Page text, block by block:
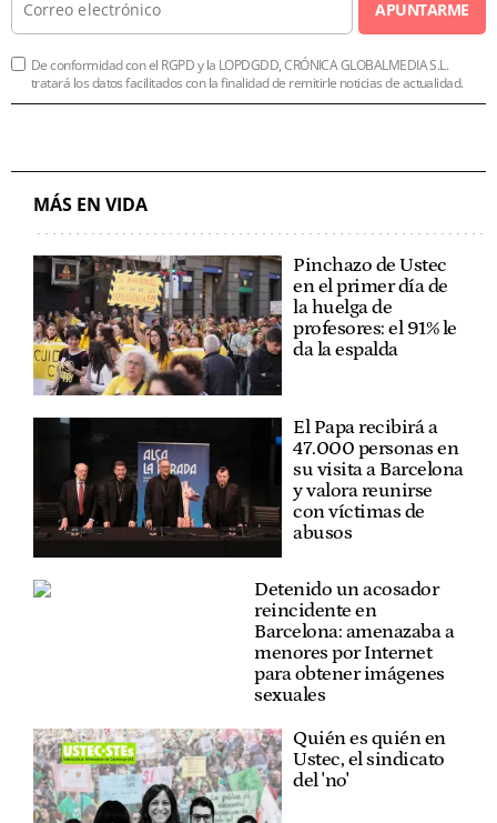
APUNTARME
De conformidad con el RGPD y la LOPDGDD, CRÓNICA GLOBALMEDIA S.L.
tratará los datos facilitados con la finalidad de remitirle noticias de actualidad.
MÁS EN VIDA
Pinchazo de Ustec
en el primer día de
la huelga de
profesores: el 91% le
da la espalda
El Papa recibirá a
47.000 personas en
su visita a Barcelona
y valora reunirse
con víctimas de
abusos
Detenido un acosador
reincidente en
Barcelona: amenazaba a
menores por Internet
para obtener imágenes
sexuales
Quién es quién en
Ustec, el sindicato
del 'no'